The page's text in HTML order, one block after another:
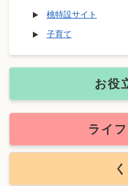
桃特設サイト
子育て
お役
ライ